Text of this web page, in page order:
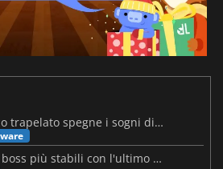
Steam Frame: il prezzo trapelato spegne i sogni di un VR economico
Palworld: Sunreach e boss più stabili con l'ultimo update